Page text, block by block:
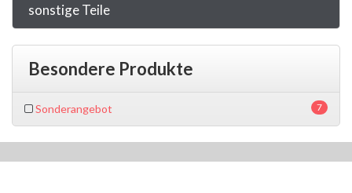
sonstige Teile
Besondere Produkte
7
Sonderangebot